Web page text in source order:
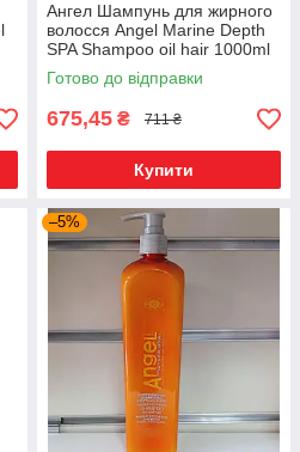
Ангел Шампунь для жирного
волосся Angel Marine Depth
SPA Shampoo oil hair 1000ml
Готово до відправки
675,45 ₴ 711 ₴
Купити
–5%